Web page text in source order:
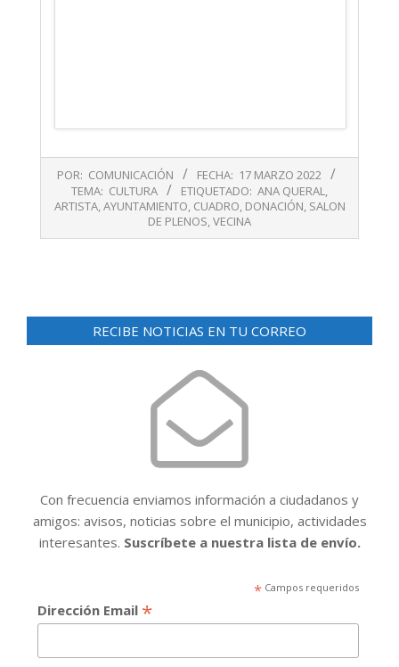
03-
17
POR: COMUNICACIÓN FECHA: 17 MARZO 2022
TEMA: CULTURA ETIQUETADO: ANA QUERAL,
ARTISTA,AYUNTAMIENTO, CUADRO, DONACIÓN, SALON
DE PLENOS,VECINA
RECIBE NOTICIAS EN TU CORREO
Con frecuencia enviamos información a ciudadanos y
amigos: avisos, noticias sobre el municipio, actividades
interesantes. Suscríbete a nuestra lista de envío.
*Campos requeridos
Dirección Email *